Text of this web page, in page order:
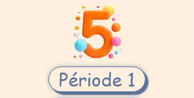
Période 1